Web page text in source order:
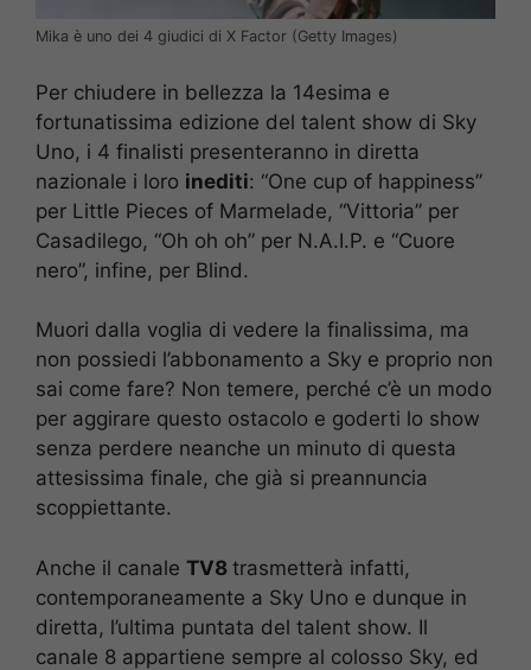
Mika è uno dei 4 giudici di X Factor (Getty Images)
Per chiudere in bellezza la 14esima e
fortunatissima edizione del talent show di Sky
Uno, i 4 finalisti presenteranno in diretta
nazionale i loro inediti: “One cup of happiness”
per Little Pieces of Marmelade, “Vittoria” per
Casadilego, “Oh oh oh” per N.A.I.P. e “Cuore
nero”, infine, per Blind.
Muori dalla voglia di vedere la finalissima, ma
non possiedi l’abbonamento a Sky e proprio non
sai come fare? Non temere, perché c’è un modo
per aggirare questo ostacolo e goderti lo show
senza perdere neanche un minuto di questa
attesissima finale, che già si preannuncia
scoppiettante.
Anche il canale TV8 trasmetterà infatti,
contemporaneamente a Sky Uno e dunque in
diretta, l’ultima puntata del talent show. Il
canale 8 appartiene sempre al colosso Sky, ed